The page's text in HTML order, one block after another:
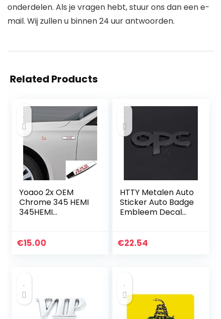
onderdelen. Als je vragen hebt, stuur ons dan een e-
mail. Wij zullen u binnen 24 uur antwoorden.
Related Products
Yoaoo 2x OEM
Chrome 345 HEMI
345HEMI
Logo voor Dodge
€15.00
HTTY Metalen Auto
Sticker Auto Badge
Embleem Decal
ZAFIRA A B CORSA
€22.54